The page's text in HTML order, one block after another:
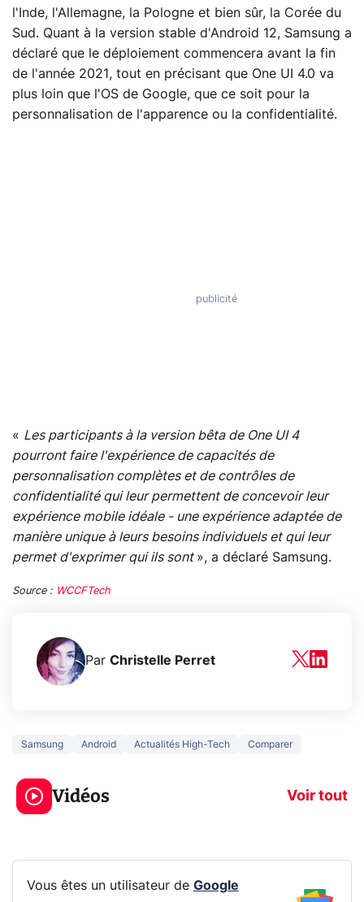
l'Inde, l'Allemagne, la Pologne et bien sûr, la Corée du
Sud. Quant à la version stable d'Android 12, Samsung a
déclaré que le déploiement commencera avant la fin
de l'année 2021, tout en précisant que One UI 4.0 va
plus loin que l'OS de Google, que ce soit pour la
personnalisation de l'apparence ou la confidentialité.
« Les participants à la version bêta de One UI 4
pourront faire l'expérience de capacités de
personnalisation complètes et de contrôles de
confidentialité qui leur permettent de concevoir leur
expérience mobile idéale - une expérience adaptée de
manière unique à leurs besoins individuels et qui leur
permet d'exprimer qui ils sont », a déclaré Samsung.
Source : WCCFTech
Par Christelle Perret
Samsung Android Actualités High-Tech Comparer
Vidéos Voir tout
5 générations de
jeux dans la
prochaine Xbox !
Ce que vous
navigation
Vous êtes un utilisateur de Google